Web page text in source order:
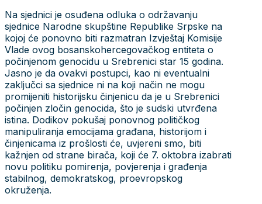
Na sjednici je osuđena odluka o održavanju
sjednice Narodne skupštine Republike Srpske na
kojoj će ponovno biti razmatran Izvještaj Komisije
Vlade ovog bosanskohercegovačkog entiteta o
počinjenom genocidu u Srebrenici star 15 godina.
Jasno je da ovakvi postupci, kao ni eventualni
zaključci sa sjednice ni na koji način ne mogu
promijeniti historijsku činjenicu da je u Srebrenici
počinjen zločin genocida, što je sudski utvrđena
istina. Dodikov pokušaj ponovnog političkog
manipuliranja emocijama građana, historijom i
činjenicama iz prošlosti će, uvjereni smo, biti
kažnjen od strane birača, koji će 7. oktobra izabrati
novu politiku pomirenja, povjerenja i građenja
stabilnog, demokratskog, proevropskog
okruženja.